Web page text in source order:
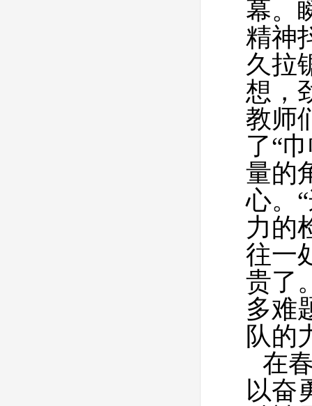
幕。
精神
久拉
想，
教师
了“
量的
心。
力的
往一
贵了
多难
队的
在
以奋